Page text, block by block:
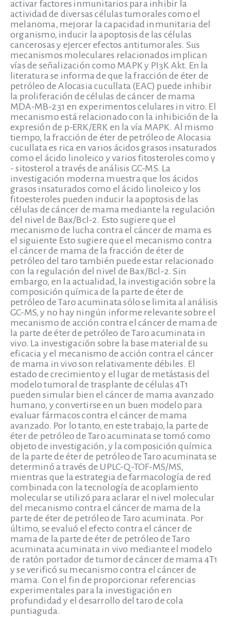
activar factores inmunitarios para inhibir la
actividad de diversas células tumorales como el
melanoma, mejorar la capacidad inmunitaria del
organismo, inducir la apoptosis de las células
cancerosas y ejercer efectos antitumorales. Sus
mecanismos moleculares relacionados implican
vías de señalización como MAPK y PI3K Akt. En la
literatura se informa de que la fracción de éter de
petróleo de Alocasia cucullata (EAC) puede inhibir
la proliferación de células de cáncer de mama
MDA-MB-231 en experimentos celulares in vitro. El
mecanismo está relacionado con la inhibición de la
expresión de p-ERK/ERK en la vía MAPK. Al mismo
tiempo, la fracción de éter de petróleo de Alocasia
cucullata es rica en varios ácidos grasos insaturados
como el ácido linoleico y varios fitosteroles como γ
- sitosterol a través de análisis GC-MS. La
investigación moderna muestra que los ácidos
grasos insaturados como el ácido linoleico y los
fitoesteroles pueden inducir la apoptosis de las
células de cáncer de mama mediante la regulación
del nivel de Bax/Bcl-2. Esto sugiere que el
mecanismo de lucha contra el cáncer de mama es
el siguiente Esto sugiere que el mecanismo contra
el cáncer de mama de la fracción de éter de
petróleo del taro también puede estar relacionado
con la regulación del nivel de Bax/Bcl-2. Sin
embargo, en la actualidad, la investigación sobre la
composición química de la parte de éter de
petróleo de Taro acuminata sólo se limita al análisis
GC-MS, y no hay ningún informe relevante sobre el
mecanismo de acción contra el cáncer de mama de
la parte de éter de petróleo de Taro acuminata in
vivo. La investigación sobre la base material de su
eficacia y el mecanismo de acción contra el cáncer
de mama in vivo son relativamente débiles. El
estado de crecimiento y el lugar de metástasis del
modelo tumoral de trasplante de células 4T1
pueden simular bien el cáncer de mama avanzado
humano, y convertirse en un buen modelo para
evaluar fármacos contra el cáncer de mama
avanzado. Por lo tanto, en este trabajo, la parte de
éter de petróleo de Taro acuminata se tomó como
objeto de investigación, y la composición química
de la parte de éter de petróleo de Taro acuminata se
determinó a través de UPLC-Q-TOF-MS/MS,
mientras que la estrategia de farmacología de red
combinada con la tecnología de acoplamiento
molecular se utilizó para aclarar el nivel molecular
del mecanismo contra el cáncer de mama de la
parte de éter de petróleo de Taro acuminata. Por
último, se evaluó el efecto contra el cáncer de
mama de la parte de éter de petróleo de Taro
acuminata acuminata in vivo mediante el modelo
de ratón portador de tumor de cáncer de mama 4T1
y se verificó su mecanismo contra el cáncer de
mama. Con el fin de proporcionar referencias
experimentales para la investigación en
profundidad y el desarrollo del taro de cola
puntiaguda.